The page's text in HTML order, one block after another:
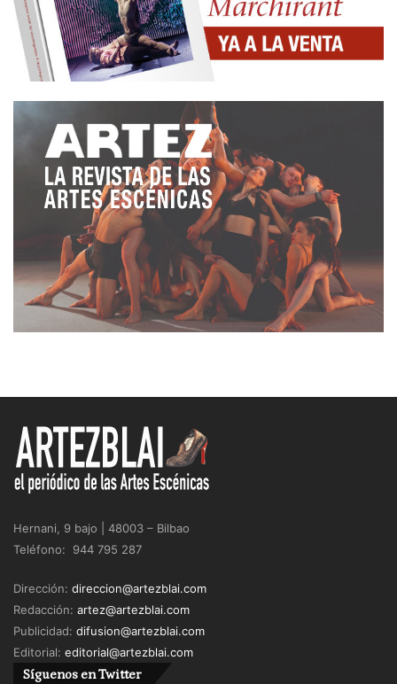
desguace de las musas”
de La Zaranda o por la
magia y el duende de“El sueño de una noche de
verano”en el Parque Cristina Enea en el marco de
la Capital Cultural Europa Donostia 2016.
Porque ser felices depende de nosotros mismos,
de superar nuestros miedos y nuestras limitaciones
nos cuentan en“Losers”Aitziber Garmendia y Jon
Plazaola. Al fin y al cabo, una comedia no deja de
ser una tragedia con más tiempo, parafraseando a
Woody Allen. Y citando a Chejov: “el humor, la risa
pueden brotar del más oscuro y triste fango,
coloreando la existencia y llenándola de luz”. Que
no falte la risa, sigamos riéndonos.
cada uno de ellos, por sí mismos, por sí solos
justifican una sonrisa, una reflexión, una vocación,
una pasión y una vida.
Y todo ello, TODO está en ti.
Hernani, 9 bajo | 48003 – Bilbao
Teléfono: 944 795 287
Dirección: direccion@artezblai.com
Redacción: artez@artezblai.com
Publicidad: difusion@artezblai.com
Editorial: editorial@artezblai.com
Síguenos en Twitter